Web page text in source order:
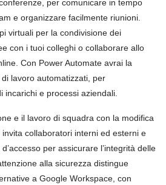
per comunicare in tempo
e organizzare facilmente riunioni.
virtuali per la condivisione dei
con i tuoi colleghi o collaborare allo
Con Power Automate avrai la
lavoro automatizzati, per
incarichi e processi aziendali.
e il lavoro di squadra con la modifica
collaboratori interni ed esterni e
per assicurare l’integrità delle
alla sicurezza distingue
a Google Workspace, con